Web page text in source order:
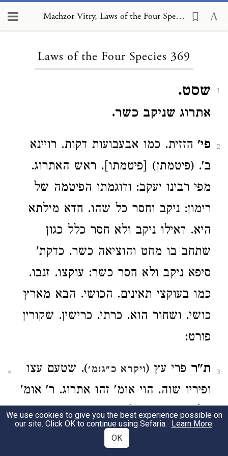
Machzor Vitry, Laws of the Four Species 369
Laws of the Four Species 369
1 שסט.
אתרוג שניקב כשר.
2 פי' חזזית. כמו אבעבועות דקות. רויינא
ב'. (פיטמתן) [פיטמתו]. ראש האתרוג.
מפי רבינו יעקב: ודוגמתו הפיטמה של
רימון: ניקב וחסר כל שהו. חדא מילתא
היא. דאילו ניקב ולא חסר כלל כגון
שתחב בו מחט והוציאה כשר. כדקת'
סיפא ניקב ולא חסר כשר: עוקצו. זנבו.
כמו בעוקצי תאינים. הכושי. הבא מארץ
כושי. ושחור הוא. כרתי. כרישין. שקורין
פורט:
3 ת"ר פרי עץ (ויקרא כ״ג:מ׳). שטעם עצו
ופיריו שוה. הוי אומ' זהו אתרוג. ר' אומ'
אל תקרי הדר אלא הדיר. (כו'). (אימה)
[מה] דיר זה (שיש) [יש] בו גדולים
We use cookies to give you the best experience possible on
our site. Click OK to continue using Sefaria. Learn More.
OK